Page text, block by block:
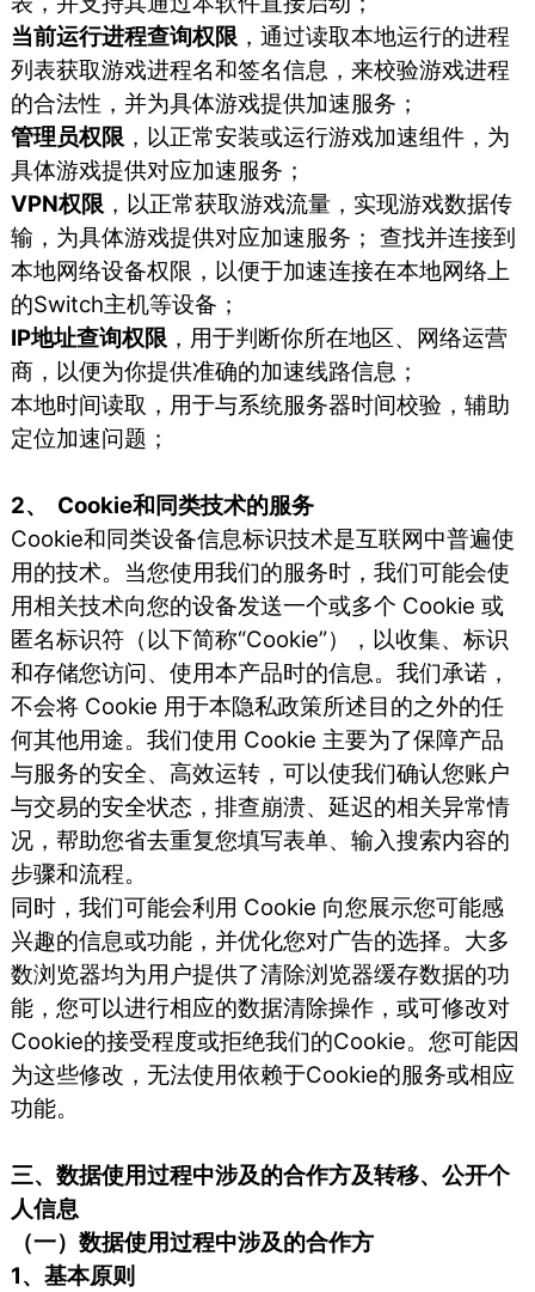
当前运行进程查询权限 ，通过读取本地运行的进程
列表获取游戏进程名和签名信息，来校验游戏进程
的合法性，并为具体游戏提供加速服务；
管理员权限 ，以正常安装或运行游戏加速组件，为
具体游戏提供对应加速服务；
VPN权限 ，以正常获取游戏流量，实现游戏数据传
输，为具体游戏提供对应加速服务； 查找并连接到
本地网络设备权限，以便于加速连接在本地网络上
的Switch主机等设备；
IP地址查询权限 ，用于判断你所在地区、网络运营
商，以便为你提供准确的加速线路信息；
本地时间读取，用于与系统服务器时间校验，辅助
定位加速问题；
2、 Cookie和同类技术的服务
Cookie和同类设备信息标识技术是互联网中普遍使
用的技术。当您使用我们的服务时，我们可能会使
用相关技术向您的设备发送一个或多个 Cookie 或
匿名标识符（以下简称“Cookie”），以收集、标识
和存储您访问、使用本产品时的信息。我们承诺，
不会将 Cookie 用于本隐私政策所述目的之外的任
何其他用途。我们使用 Cookie 主要为了保障产品
与服务的安全、高效运转，可以使我们确认您账户
与交易的安全状态，排查崩溃、延迟的相关异常情
况，帮助您省去重复您填写表单、输入搜索内容的
步骤和流程。
同时，我们可能会利用 Cookie 向您展示您可能感
兴趣的信息或功能，并优化您对广告的选择。大多
数浏览器均为用户提供了清除浏览器缓存数据的功
能，您可以进行相应的数据清除操作，或可修改对
Cookie的接受程度或拒绝我们的Cookie。您可能因
为这些修改，无法使用依赖于Cookie的服务或相应
功能。
三、数据使用过程中涉及的合作方及转移、公开个
人信息
（一）数据使用过程中涉及的合作方
1、基本原则